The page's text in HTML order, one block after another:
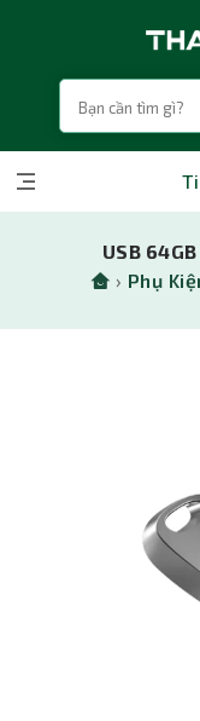
USB
› Phụ